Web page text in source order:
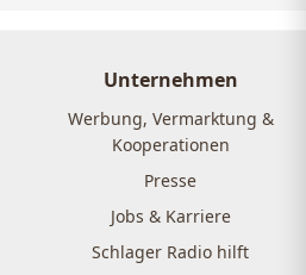
Unternehmen
Werbung, Vermarktung &
Kooperationen
Presse
Jobs & Karriere
Schlager Radio hilft